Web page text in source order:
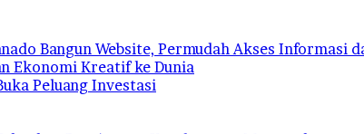
Bangun Website, Permudah Akses Informasi
Ekonomi Kreatif ke Dunia
Peluang Investasi